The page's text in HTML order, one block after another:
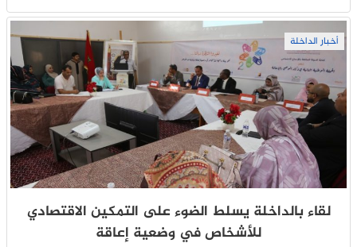
أخبار الداخلة
لقاء بالداخلة يسلط الضوء على التمكين الاقتصادي
للأشخاص في وضعية إعاقة